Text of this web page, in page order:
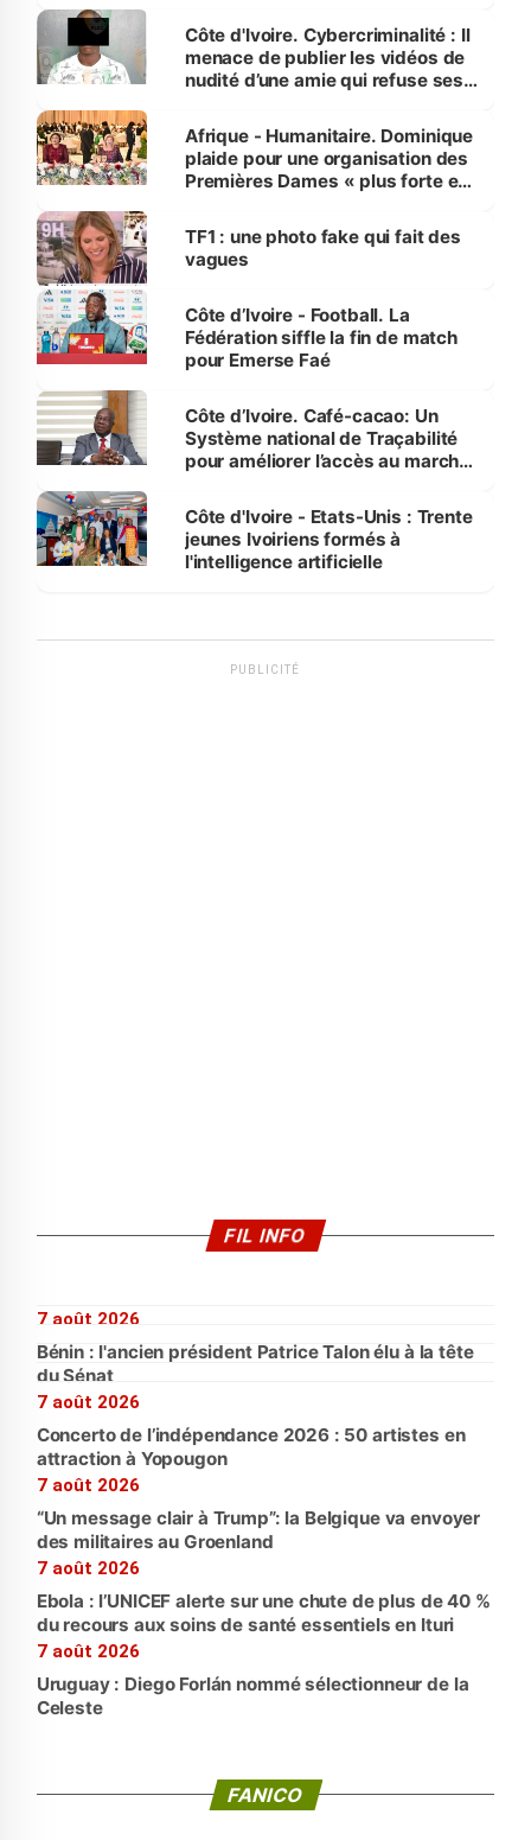
des Transports
Côte d'Ivoire. Cybercriminalité : Il
menace de publier les vidéos de
nudité d’une amie qui refuse ses
Afrique - Humanitaire. Dominique
plaide pour une organisation des
Premières Dames « plus forte et
sur la scène internationale »
TF1 : une photo fake qui fait des
vagues
Côte d’Ivoire - Football. La
Fédération siffle la fin de match
pour Emerse Faé
Côte d’Ivoire. Café-cacao: Un
Système national de Traçabilité
pour améliorer l’accès au marché
Côte d'Ivoire - Etats-Unis : Trente
jeunes Ivoiriens formés à
l'intelligence artificielle
PUBLICITÉ
FIL INFO
7 août 2026
Bénin : l'ancien président Patrice Talon élu à la tête
du Sénat
7 août 2026
Concerto de l’indépendance 2026 : 50 artistes en
attraction à Yopougon
7 août 2026
“Un message clair à Trump”: la Belgique va envoyer
des militaires au Groenland
7 août 2026
Ebola : l’UNICEF alerte sur une chute de plus de 40 %
du recours aux soins de santé essentiels en Ituri
7 août 2026
Uruguay : Diego Forlán nommé sélectionneur de la
Celeste
FANICO